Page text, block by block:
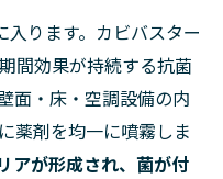
入ります。カビバスター
間効果が持続する抗菌
面・床・空調設備の内
薬剤を均一に噴霧しま
アが形成され、菌が付